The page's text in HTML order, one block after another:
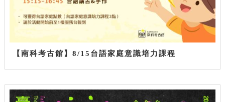
【南科考古館】8/15台語家庭意識培力課程